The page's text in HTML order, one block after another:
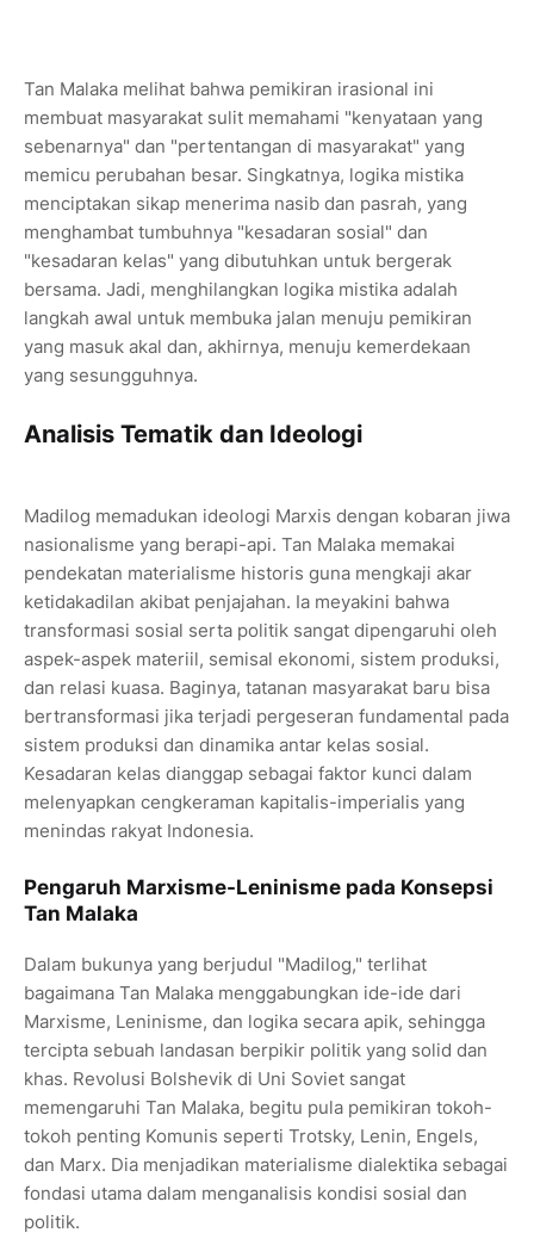
Tan Malaka melihat bahwa pemikiran irasional ini
membuat masyarakat sulit memahami "kenyataan yang
sebenarnya" dan "pertentangan di masyarakat" yang
memicu perubahan besar. Singkatnya, logika mistika
menciptakan sikap menerima nasib dan pasrah, yang
menghambat tumbuhnya "kesadaran sosial" dan
"kesadaran kelas" yang dibutuhkan untuk bergerak
bersama. Jadi, menghilangkan logika mistika adalah
langkah awal untuk membuka jalan menuju pemikiran
yang masuk akal dan, akhirnya, menuju kemerdekaan
yang sesungguhnya.
Analisis Tematik dan Ideologi
Madilog memadukan ideologi Marxis dengan kobaran jiwa
nasionalisme yang berapi-api. Tan Malaka memakai
pendekatan materialisme historis guna mengkaji akar
ketidakadilan akibat penjajahan. Ia meyakini bahwa
transformasi sosial serta politik sangat dipengaruhi oleh
aspek-aspek materiil, semisal ekonomi, sistem produksi,
dan relasi kuasa. Baginya, tatanan masyarakat baru bisa
bertransformasi jika terjadi pergeseran fundamental pada
sistem produksi dan dinamika antar kelas sosial.
Kesadaran kelas dianggap sebagai faktor kunci dalam
melenyapkan cengkeraman kapitalis-imperialis yang
menindas rakyat Indonesia.
Pengaruh Marxisme-Leninisme pada Konsepsi
Tan Malaka
Dalam bukunya yang berjudul "Madilog," terlihat
bagaimana Tan Malaka menggabungkan ide-ide dari
Marxisme, Leninisme, dan logika secara apik, sehingga
tercipta sebuah landasan berpikir politik yang solid dan
khas. Revolusi Bolshevik di Uni Soviet sangat
memengaruhi Tan Malaka, begitu pula pemikiran tokoh-
tokoh penting Komunis seperti Trotsky, Lenin, Engels,
dan Marx. Dia menjadikan materialisme dialektika sebagai
fondasi utama dalam menganalisis kondisi sosial dan
politik.